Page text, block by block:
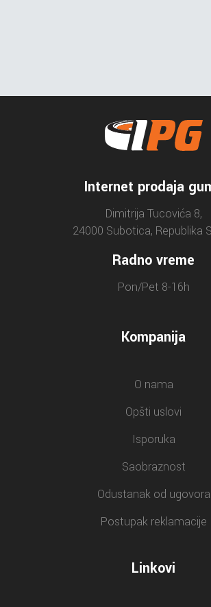
Internet prodaja
Dimitrija Tucovića 8,
24000 Subotica, Republika
Radno vreme
Pon/Pet 8-16h
Kompanija
O nama
Opšti uslovi
Isporuka
Saobraznost
Odustanak od ugovora
Postupak reklamacije
Linkovi